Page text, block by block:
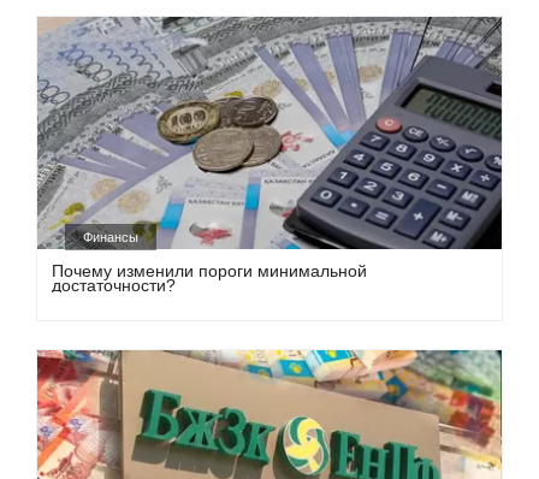
Финансы
Почему изменили пороги минимальной
достаточности?